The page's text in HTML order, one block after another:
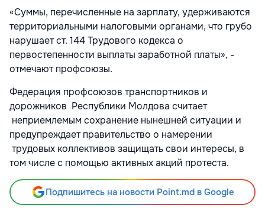
«Суммы, перечисленные на зарплату, удерживаются
территориальными налоговыми органами, что грубо
нарушает ст. 144 Трудового кодекса о
первостепенности выплаты заработной платы», -
отмечают профсоюзы.
Федерация профсоюзов транспортников и
дорожников Республики Молдова считает
неприемлемым сохранение нынешней ситуации и
предупреждает правительство о намерении
трудовых коллективов защищать свои интересы, в
том числе с помощью активных акций протеста.
Подпишитесь на новости Point.md в Google